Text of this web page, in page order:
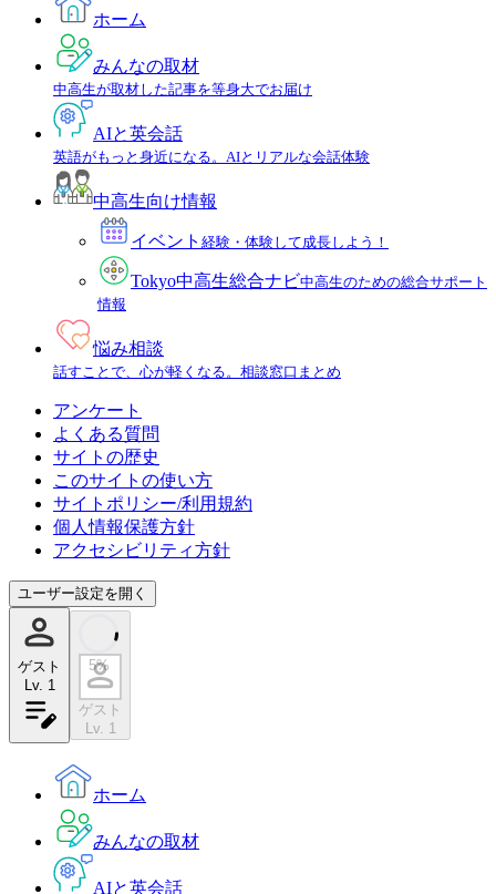
ホーム
みんなの取材
中高生が取材した記事を等身大でお届け
AIと英会話
英語がもっと身近になる。AIとリアルな会話体験
中高生向け情報
イベント 経験・体験して成長しよう！
Tokyo中高生総合ナビ中高生のための総合サポート
情報
悩み相談
話すことで、心が軽くなる。相談窓口まとめ
アンケート
よくある質問
サイトの歴史
このサイトの使い方
サイトポリシー/利用規約
個人情報保護方針
アクセシビリティ方針
ユーザー設定を開く
ゲスト
Lv. 1
5%
ゲスト
Lv. 1
ホーム
みんなの取材
AIと英会話